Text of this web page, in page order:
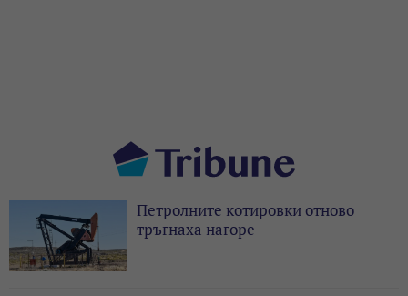
Петролните котировки отново
тръгнаха нагоре